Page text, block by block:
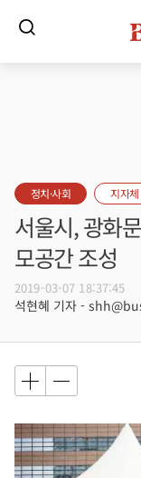
정치·사회 지자체
서울시, 광화
모공간 조성
2019-03-07 18:37:45
석현혜 기자 -